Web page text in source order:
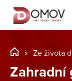
Ze života
Zahradní